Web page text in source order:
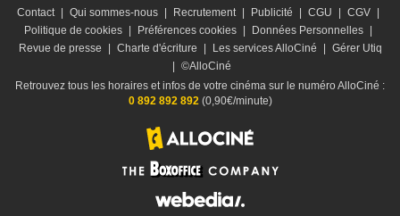
Contact Qui sommes-nous Recrutement Publicité CGU CGV
Politique de cookies
Préférences cookies Données Personnelles
Revue de presse
Charte d'écriture Les services AlloCiné
Gérer Utiq
©AlloCiné
Retrouvez tous les horaires et infos de votre cinéma sur le numéro AlloCiné :
0 892 892 892(0,90€/minute)